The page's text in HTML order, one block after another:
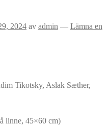
2024 av admin — Lämna en
Tikotsky, Aslak Sæther,
linne, 45×60 cm)